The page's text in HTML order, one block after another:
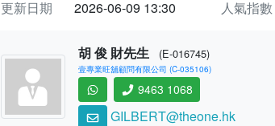
更新日期
2026-06-09 13:30 人氣指數
胡 俊 財先生 (E-016745)
壹專業旺舖顧問有限公司 (C-035106)
9463 1068
GILBERT@theone.hk